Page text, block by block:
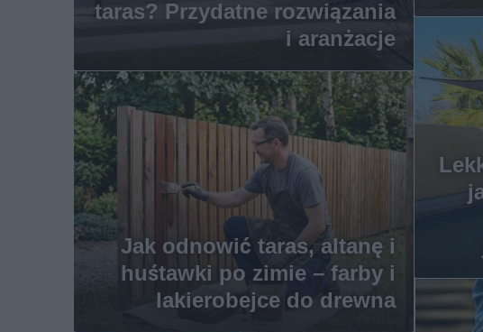
taras? Przydatne rozwiązania
i aranżacje
Jak odnowić taras, altanę i
huśtawki po zimie – farby i
lakierobejce do drewna